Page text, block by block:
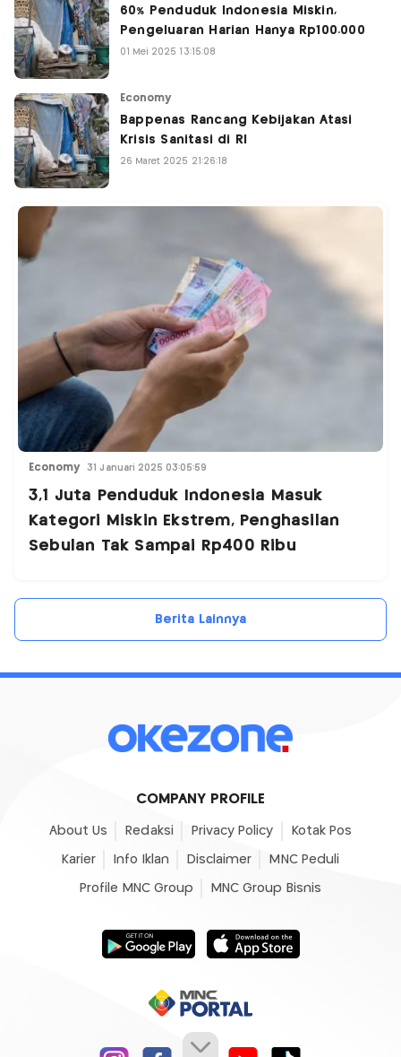
60% Penduduk Indonesia Miskin,
Pengeluaran Harian Hanya Rp100.000
01 Mei 2025 13:15:08
Economy
Bappenas Rancang Kebijakan Atasi
Krisis Sanitasi di RI
26 Maret 2025 21:26:18
Economy 31 Januari 2025 03:05:59
3,1 Juta Penduduk Indonesia Masuk
Kategori Miskin Ekstrem, Penghasilan
Sebulan Tak Sampai Rp400 Ribu
Berita Lainnya